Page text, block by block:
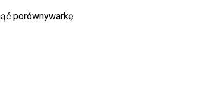
porównywarkę